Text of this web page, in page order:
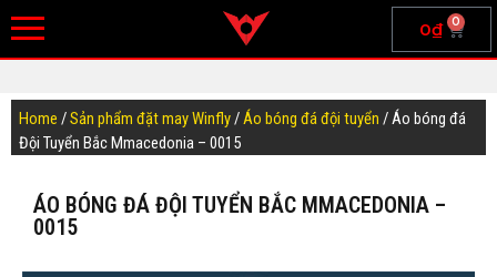
0₫ 0
Home /Sản phẩm đặt may Winfly/Áo bóng đá đội tuyển / Áo bóng đá
Đội Tuyển Bắc Mmacedonia – 0015
ÁO BÓNG ĐÁ ĐỘI TUYỂN BẮC MMACEDONIA –
0015